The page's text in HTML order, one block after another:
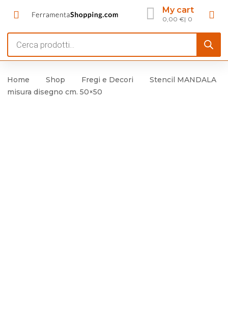
My cart
0,00 € 0
search
Home Shop Fregi e Decori
Stencil MANDALA
misura disegno cm. 50×50